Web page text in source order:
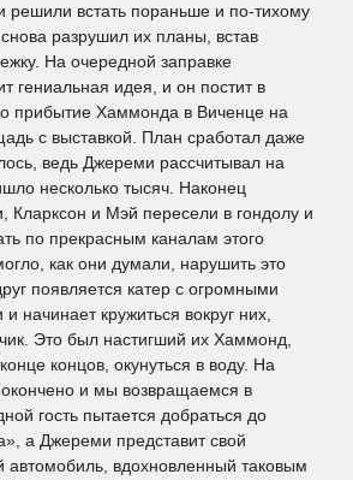
встать пораньше и по-тихому
разрушил их планы, встав
На очередной заправке
гениальная идея, и он постит в
прибытие Хаммонда в Виченце на
с выставкой. План сработал даже
ведь Джереми рассчитывал на
несколько тысяч. Наконец
Кларксон и Мэй пересели в гондолу и
по прекрасным каналам этого
как они думали, нарушить это
появляется катер с огромными
начинает кружиться вокруг них,
Это был настигший их Хаммонд,
концов, окунуться в воду. На
и мы возвращаемся в
гость пытается добраться до
а Джереми представит свой
автомобиль, вдохновленный таковым